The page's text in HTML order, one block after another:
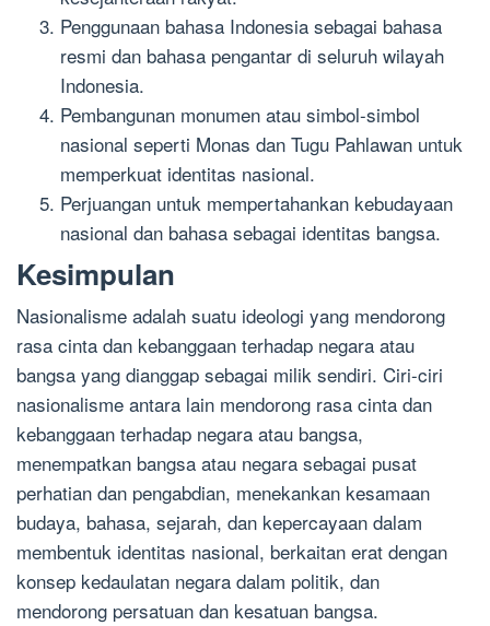
Penggunaan bahasa Indonesia sebagai bahasa
resmi dan bahasa pengantar di seluruh wilayah
Indonesia.
Pembangunan monumen atau simbol-simbol
nasional seperti Monas dan Tugu Pahlawan untuk
memperkuat identitas nasional.
Perjuangan untuk mempertahankan kebudayaan
nasional dan bahasa sebagai identitas bangsa.
Kesimpulan
Nasionalisme adalah suatu ideologi yang mendorong
rasa cinta dan kebanggaan terhadap negara atau
bangsa yang dianggap sebagai milik sendiri. Ciri-ciri
nasionalisme antara lain mendorong rasa cinta dan
kebanggaan terhadap negara atau bangsa,
menempatkan bangsa atau negara sebagai pusat
perhatian dan pengabdian, menekankan kesamaan
budaya, bahasa, sejarah, dan kepercayaan dalam
membentuk identitas nasional, berkaitan erat dengan
konsep kedaulatan negara dalam politik, dan
mendorong persatuan dan kesatuan bangsa.